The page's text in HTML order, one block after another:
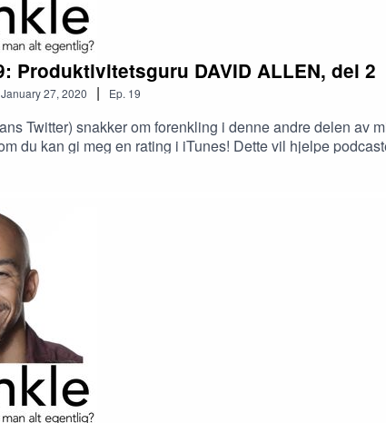
Produktivitetsguru DAVID ALLEN, del 2
27, 2020 | Ep. 19
Twitter) snakker om forenkling i denne andre delen av
du kan gi meg en rating i iTunes! Dette vil hjelpe
GDT Norge. Sjekk den ut via linken her!Forenkle